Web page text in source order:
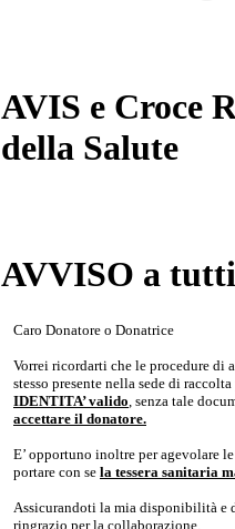
AVIS e Croce
della Salute
AVVISO a
Caro Donatore o Donatrice
Vorrei ricordarti che le procedure di
stesso presente nella sede di
IDENTITA’ valido, senza tale
accettare il donatore.
E’ opportuno inoltre per agevolare
portare con se la tessera sanitaria
Assicurandoti la mia disponibilità
ringrazio per la collaborazione.